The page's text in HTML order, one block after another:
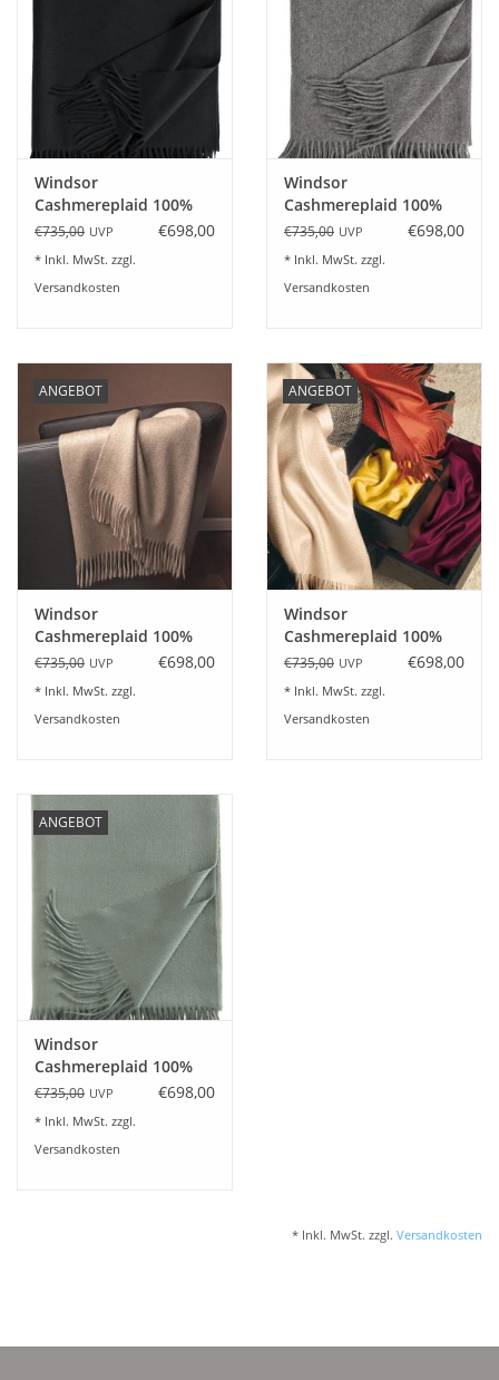
Angebote
Info-Service
Geprüfter Webshop
Über uns
Tel.0049(0)7322-919376
Blog-Aktuelles
Marken
Windsor
Cashmereplaid 100%
Kaschmir Farbe
€735,00 UVP €698,00
* Inkl. MwSt. zzgl.
Versandkosten
Windsor
Cashmereplaid 100%
Kaschmir Farbe flanell
€735,00 UVP €698,00
* Inkl. MwSt. zzgl.
Versandkosten
ANGEBOT
Windsor
Cashmereplaid 100%
Kaschmir Farbe natur
€735,00 UVP €698,00
* Inkl. MwSt. zzgl.
Versandkosten
ANGEBOT
Windsor
Cashmereplaid 100%
Kaschmir Farbe creme
€735,00 UVP €698,00
* Inkl. MwSt. zzgl.
Versandkosten
ANGEBOT
Windsor
Cashmereplaid 100%
Kaschmir Farbe breeze
€735,00 UVP €698,00
* Inkl. MwSt. zzgl.
Versandkosten
* Inkl. MwSt. zzgl. Versandkosten